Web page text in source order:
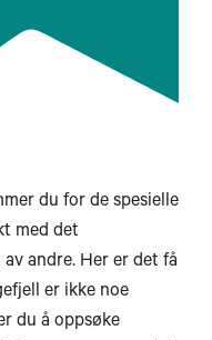
du for de spesielle
med det
andre. Her er det få
er ikke noe
du å oppsøke